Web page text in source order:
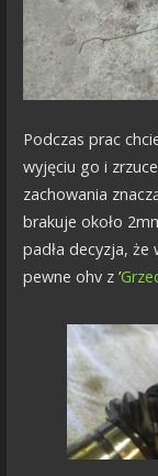
Podczas prac
wyjęciu go i
zachowania
brakuje około
padła decyzja,
pewne ohv z ’